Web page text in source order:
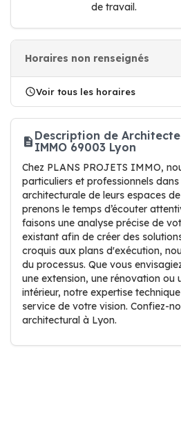
de travail.
Horaires non renseignés
Voir tous les horaires
Description de Architecte
IMMO 69003 Lyon
Chez PLANS PROJETS IMMO,
particuliers et professionnels
architecturale de leurs espaces
prenons le temps d’écouter
faisons une analyse précise de
existant afin de créer des
croquis aux plans d'exécution,
du processus. Que vous
une extension, une rénovation ou
intérieur, notre expertise
service de votre vision. Confiez-
architectural à Lyon.